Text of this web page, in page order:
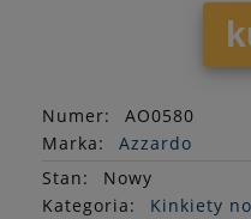
Numer:
AO0580
Marka:
Azzardo
Stan:
Nowy
Kategoria:
Kinkiety